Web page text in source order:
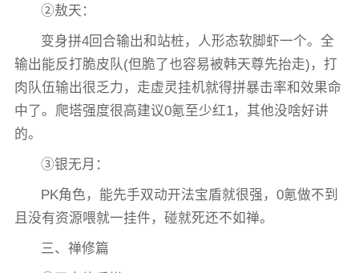
②敖天：
变身拼4回合输出和站桩，人形态软脚虾一个。全
输出能反打脆皮队(但脆了也容易被韩天尊先抬走)，打
肉队伍输出很乏力，走虚灵挂机就得拼暴击率和效果命
中了。爬塔强度很高建议0氪至少红1，其他没啥好讲
的。
③银无月：
PK角色，能先手双动开法宝盾就很强，0氪做不到
且没有资源喂就一挂件，碰就死还不如禅。
三、禅修篇